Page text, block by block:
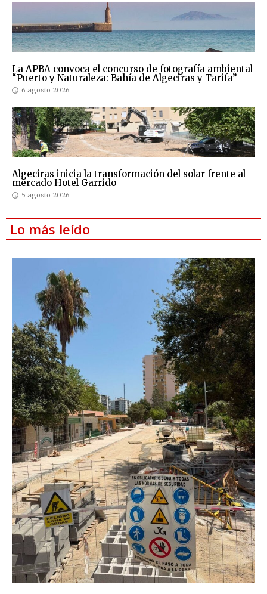
La APBA convoca el concurso de fotografía ambiental
“Puerto y Naturaleza: Bahía de Algeciras y Tarifa”
6 agosto 2026
Algeciras inicia la transformación del solar frente al
mercado Hotel Garrido
5 agosto 2026
Lo más leído